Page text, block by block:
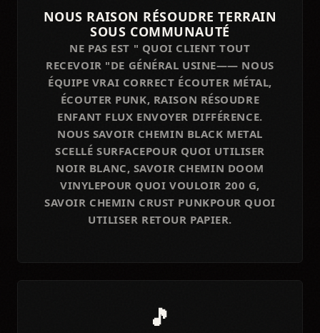
NOUS RAISON RÉSOUDRE TERRAIN
SOUS COMMUNAUTÉ
NE PAS EST " QUOI CLIENT TOUT
RECEVOIR "DE GÉNÉRAL USINE—— NOUS
ÉQUIPE VRAI CORRECT ÉCOUTER MÉTAL,
ÉCOUTER PUNK, RAISON RÉSOUDRE
ENFANT FLUX ENVOYER DIFFÉRENCE.
NOUS SAVOIR CHEMIN BLACK METAL
SCELLÉ SURFACEPOUR QUOI UTILISER
NOIR BLANC, SAVOIR CHEMIN DOOM
VINYLEPOUR QUOI VOULOIR 200 G,
SAVOIR CHEMIN CRUST PUNKPOUR QUOI
UTILISER RETOUR PAPIER.
🎵